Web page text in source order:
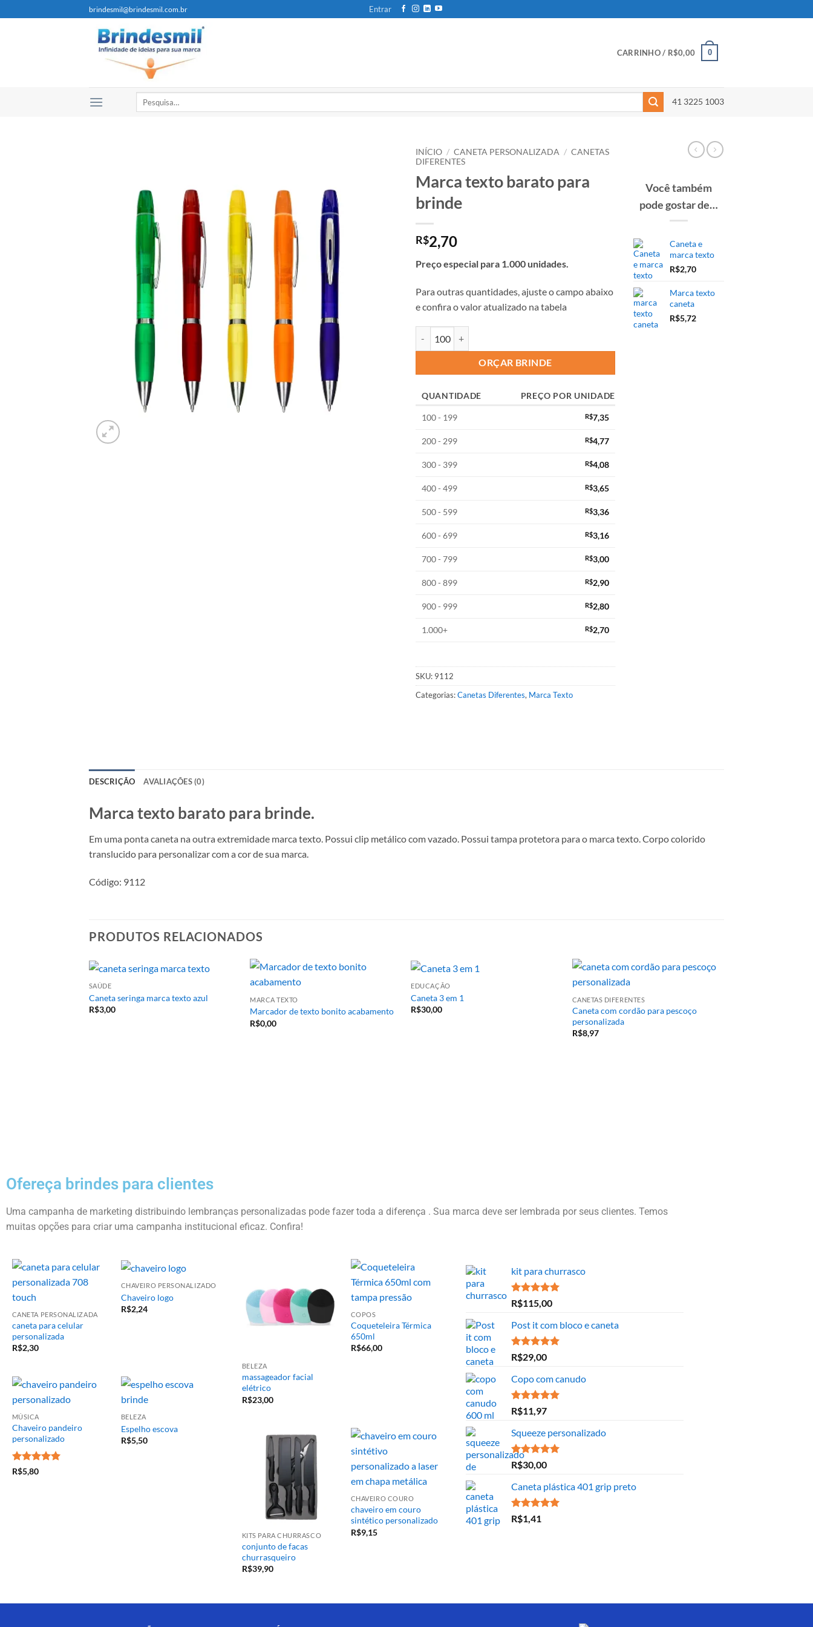
brindesmil@brindesmil.com.br Entrar
CARRINHO / R$0,00 0
41 3225 1003
INÍCIO / CANETA PERSONALIZADA / CANETAS
DIFERENTES
Marca texto barato para
brinde
R$2,70
Preço especial para 1.000 unidades.
Para outras quantidades, ajuste o campo abaixo
e confira o valor atualizado na tabela
ORÇAR BRINDE
QUANTIDADE PREÇO POR UNIDADE
100 - 199 R$7,35
200 - 299 R$4,77
300 - 399 R$4,08
400 - 499 R$3,65
500 - 599 R$3,36
600 - 699 R$3,16
700 - 799 R$3,00
800 - 899 R$2,90
900 - 999 R$2,80
1.000+ R$2,70
SKU: 9112
Categorias:Canetas Diferentes, Marca Texto
Você também
pode gostar de…
Caneta e
marca texto
R$2,70
Marca texto
caneta
R$5,72
DESCRIÇÃO AVALIAÇÕES (0)
Marca texto barato para brinde.
Em uma ponta caneta na outra extremidade marca texto. Possui clip metálico com vazado. Possui tampa protetora para o marca texto. Corpo colorido
translucido para personalizar com a cor de sua marca.
Código: 9112
PRODUTOS RELACIONADOS
SAÚDE
Caneta seringa marca texto azul
R$3,00
MARCA TEXTO
Marcador de texto bonito acabamento
R$0,00
EDUCAÇÃO
Caneta 3 em 1
R$30,00
CANETAS DIFERENTES
Caneta com cordão para pescoço
personalizada
R$8,97
Ofereça brindes para clientes
Uma campanha de marketing distribuindo lembranças personalizadas pode fazer toda a diferença . Sua marca deve ser lembrada por seus clientes. Temos
muitas opções para criar uma campanha institucional eficaz. Confira!
CANETA PERSONALIZADA
caneta para celular
personalizada
R$2,30
CHAVEIRO PERSONALIZADO
Chaveiro logo
R$2,24
MÚSICA
Chaveiro pandeiro
personalizado
Avaliação
R$5,80
BELEZA
Espelho escova
R$5,50
BELEZA
massageador facial
elétrico
R$23,00
COPOS
Coqueteleira Térmica
650ml
R$66,00
KITS PARA CHURRASCO
conjunto de facas
churrasqueiro
R$39,90
CHAVEIRO COURO
chaveiro em couro
sintético personalizado
R$9,15
kit para churrasco
Avaliação
5.00
de 5
R$115,00
Post it com bloco e caneta
Avaliação
5.00
de 5
R$29,00
Copo com canudo
Avaliação
5.00
de 5
R$11,97
Squeeze personalizado
Avaliação
5.00
de 5
R$30,00
Caneta plástica 401 grip preto
Avaliação
5.00 de 5
R$1,41